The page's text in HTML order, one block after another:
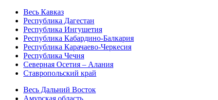
Весь Кавказ
Республика Дагестан
Республика Ингушетия
Республика Кабардино-Балкария
Республика Карачаево-Черкесия
Республика Чечня
Северная Осетия – Алания
Ставропольский край
Весь Дальний Восток
Амурская область